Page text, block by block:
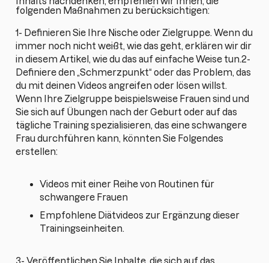
folgenden Maßnahmen zu berücksichtigen:
1- Definieren Sie Ihre Nische oder Zielgruppe. Wenn du
immer noch nicht weißt, wie das geht, erklären wir dir
in diesem Artikel, wie du das auf einfache Weise tun.2-
Definiere den „Schmerzpunkt“ oder das Problem, das
du mit deinen Videos angreifen oder lösen willst.
Wenn Ihre Zielgruppe beispielsweise Frauen sind und
Sie sich auf Übungen nach der Geburt oder auf das
tägliche Training spezialisieren, das eine schwangere
Frau durchführen kann, könnten Sie Folgendes
erstellen:
Videos mit einer Reihe von Routinen für
schwangere Frauen
Empfohlene Diätvideos zur Ergänzung dieser
Trainingseinheiten.
3- Veröffentlichen Sie Inhalte, die sich auf das